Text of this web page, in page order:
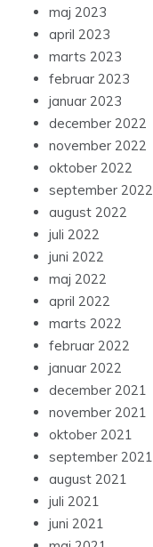
maj 2023
april 2023
marts 2023
februar 2023
januar 2023
december 2022
november 2022
oktober 2022
september 2022
august 2022
juli 2022
juni 2022
maj 2022
april 2022
marts 2022
februar 2022
januar 2022
december 2021
november 2021
oktober 2021
september 2021
august 2021
juli 2021
juni 2021